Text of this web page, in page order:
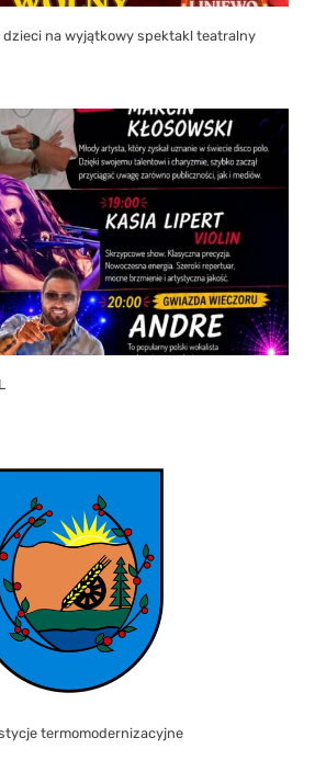
na wyjątkowy spektakl teatralny
termomodernizacyjne